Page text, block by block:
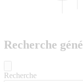
Recherche
Recherche